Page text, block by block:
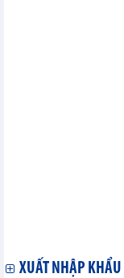
XUẤT NHẬP KHẨU